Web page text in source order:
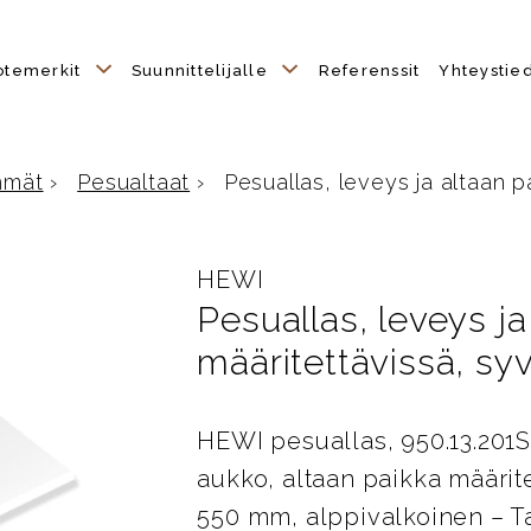
Suunnittelijalle Referenssit
› Pesualtaat › Pesuallas, leveys ja altaan
HEWI
Pesuallas, leveys
määritettävissä,
HEWI pesuallas,
aukko, altaan paikka
550 mm, alppivalkoinen –